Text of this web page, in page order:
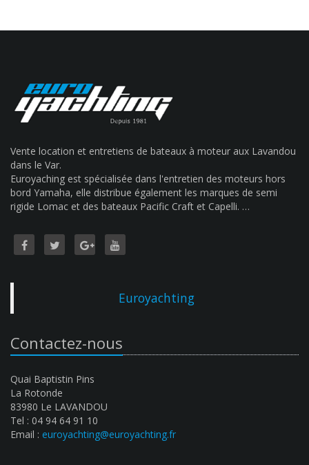
Vente location et entretiens de bateaux à moteur aux Lavandou
dans le Var.
Euroyaching est spécialisée dans l'entretien des moteurs hors
bord Yamaha, elle distribue également les marques de semi
rigide Lomac et des bateaux Pacific Craft et Capelli. …
Euroyachting
Contactez-nous
Quai Baptistin Pins
La Rotonde
83980 Le LAVANDOU
Tel : 04 94 64 91 10
Email : euroyachting@euroyachting.fr